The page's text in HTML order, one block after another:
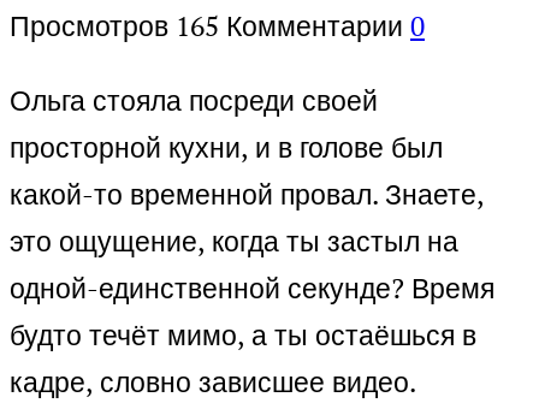
Просмотров 165 Комментарии 0
Ольга стояла посреди своей
просторной кухни, и в голове был
какой-то временной провал. Знаете,
это ощущение, когда ты застыл на
одной-единственной секунде? Время
будто течёт мимо, а ты остаёшься в
кадре, словно зависшее видео.